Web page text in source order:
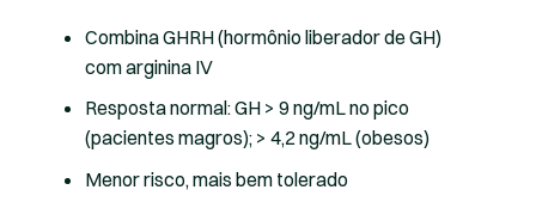
Combina GHRH (hormônio liberador de GH)
com arginina IV
Resposta normal: GH > 9 ng/mL no pico
(pacientes magros); > 4,2 ng/mL (obesos)
Menor risco, mais bem tolerado